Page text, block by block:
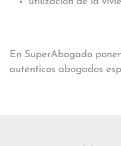
En SuperAbogado
auténticos abogados